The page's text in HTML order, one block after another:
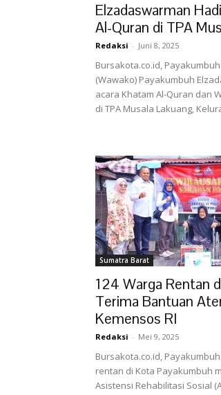
Elzadaswarman
Al-Quran di TPA
Redaksi - Juni 8, 2025
Bursakota.co.id,
(Wawako) Payakumbuh
acara Khatam Al-Quran dan
di TPA Musala Lakuang,
Sumatra Barat
124 Warga Rentan
Terima Bantuan
Kemensos RI
Redaksi - Mei 9, 2025
Bursakota.co.id,
rentan di Kota Payakumbuh
Asistensi Rehabilitasi Sosial